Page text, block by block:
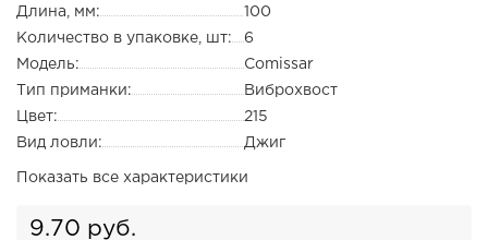
Длина, мм:
100
Количество в упаковке, шт:
6
Модель:
Comissar
Тип приманки:
Виброхвост
Цвет:
215
Вид ловли:
Джиг
Показать все характеристики
9.70 руб.